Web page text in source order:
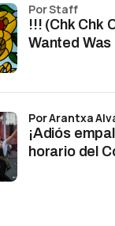
!!! (Chk Chk
Wanted
por Staff
¡Adiós
horario del
por Arantxa